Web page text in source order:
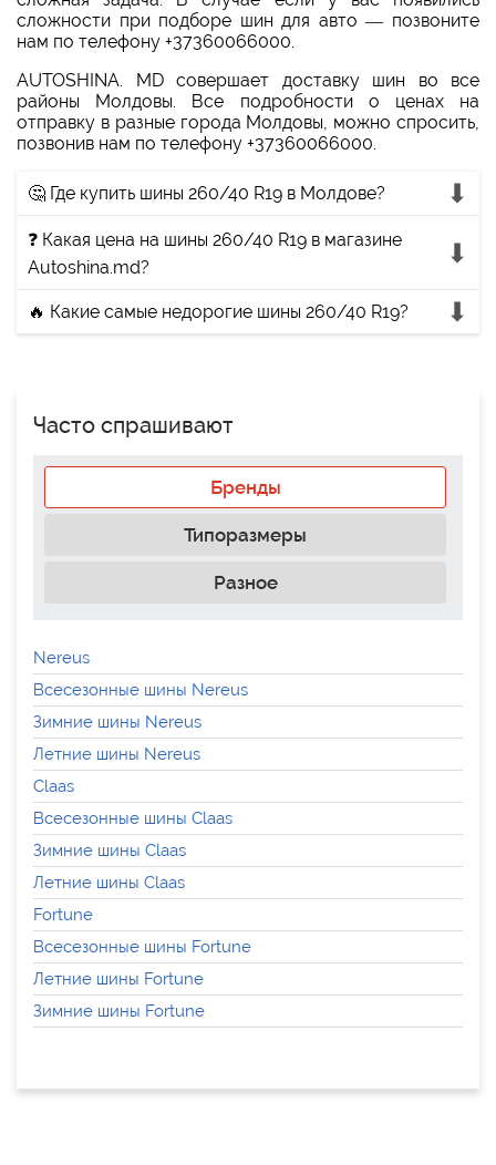
сложности при подборе шин для авто — позвоните
нам по телефону +37360066000.
AUTOSHINA. MD совершает доставку шин во все
районы Молдовы. Все подробности о ценах на
отправку в разные города Молдовы, можно спросить,
позвонив нам по телефону +37360066000.
🤔 Где купить шины 260/40 R19 в Молдове?
❓ Какая цена на шины 260/40 R19 в магазине
Autoshina.md?
🔥 Какие самые недорогие шины 260/40 R19?
Часто спрашивают
Бренды
Типоразмеры
Разное
Nereus
Всесезонные шины Nereus
Зимние шины Nereus
Летние шины Nereus
Claas
Всесезонные шины Claas
Зимние шины Claas
Летние шины Claas
Fortune
Всесезонные шины Fortune
Летние шины Fortune
Зимние шины Fortune